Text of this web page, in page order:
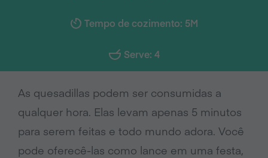
Tempo de cozimento: 5M
Serve: 4
As quesadillas podem ser consumidas a
qualquer hora. Elas levam apenas 5 minutos
para serem feitas e todo mundo adora. Você
pode oferecê-las como lance em uma festa,